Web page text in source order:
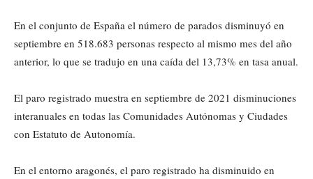
En el conjunto de España el número de parados disminuyó en
septiembre en 518.683 personas respecto al mismo mes del año
anterior, lo que se tradujo en una caída del 13,73% en tasa anual.
El paro registrado muestra en septiembre de 2021 disminuciones
interanuales en todas las Comunidades Autónomas y Ciudades
con Estatuto de Autonomía.
En el entorno aragonés, el paro registrado ha disminuido en